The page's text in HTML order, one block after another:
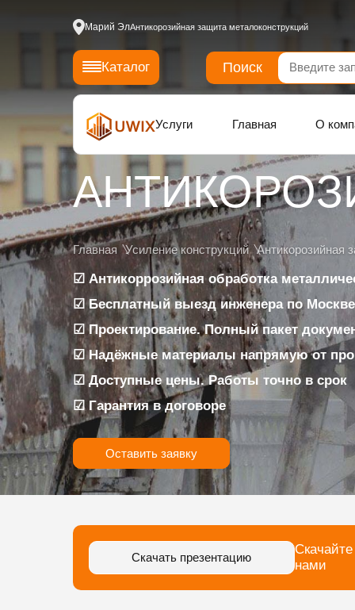
Марий ЭлАнтикорозийная защита металоконструкций
Каталог Поиск
Услуги Главная О
Главная Усиление конструкций Антикорозийная
☑ Антикоррозийная обработка
☑ Бесплатный выезд инженера по
☑ Проектирование. Полный пакет
☑ Надёжные материалы напрямую от
☑ Доступные цены. Работы точно в срок
☑ Гарантия в договоре
Оставить заявку
Скачать презентацию
нами